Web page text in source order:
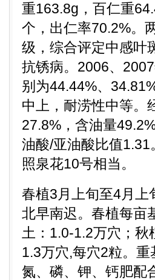
重163.8g，百仁重
个，出仁率70.2%。
级，综合评定中感叶
抗锈病。2006、
别为44.44%、
中上，耐涝性中等。
27.8%，含油量
油酸/亚油酸比值
照泉花10号相当。
春植3月上旬至4月上
北早南迟。春植每亩
土：1.0-1.2万穴；
1.3万穴,每穴2粒。
氮、磷、钾、钙肥配